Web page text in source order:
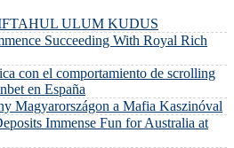
ULUM KUDUS
Succeeding With Royal Rich
con el comportamiento de scrolling
en España
Magyarországon a Mafia Kaszinóval
Immense Fun for Australia at